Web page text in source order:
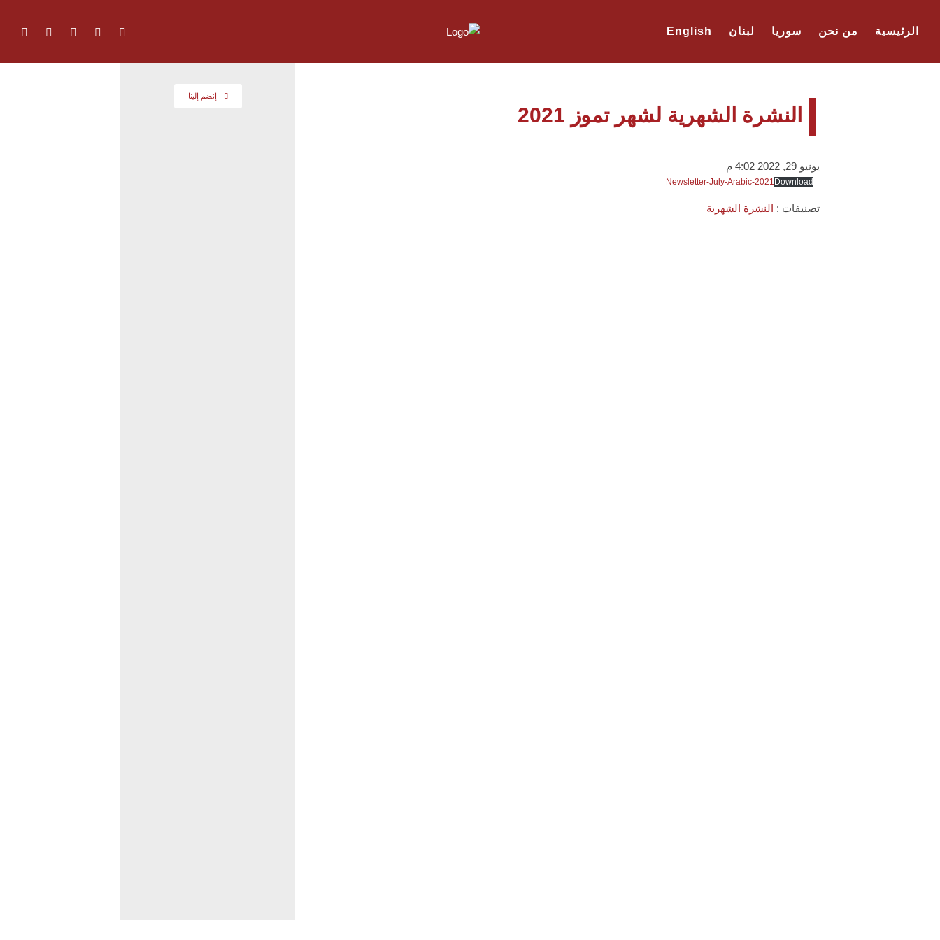
الرئيسية من نحن سوريا لبنان English
النشرة الشهرية لشهر تموز 2021
يونيو 29, 2022 4:02 م
Newsletter-July-Arabic-2021 Download
تصنيفات : النشرة الشهرية
إنضم إلينا